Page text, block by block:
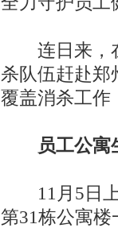
连日来，在
杀队伍赶赴郑
覆盖消杀工作
员工公寓
11月5日上
第31栋公寓